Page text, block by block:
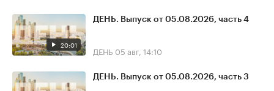
20:01
ДЕНЬ. Выпуск от 05.08.2026, часть 4
ДЕНЬ 05 авг, 14:10
ДЕНЬ. Выпуск от 05.08.2026, часть 3